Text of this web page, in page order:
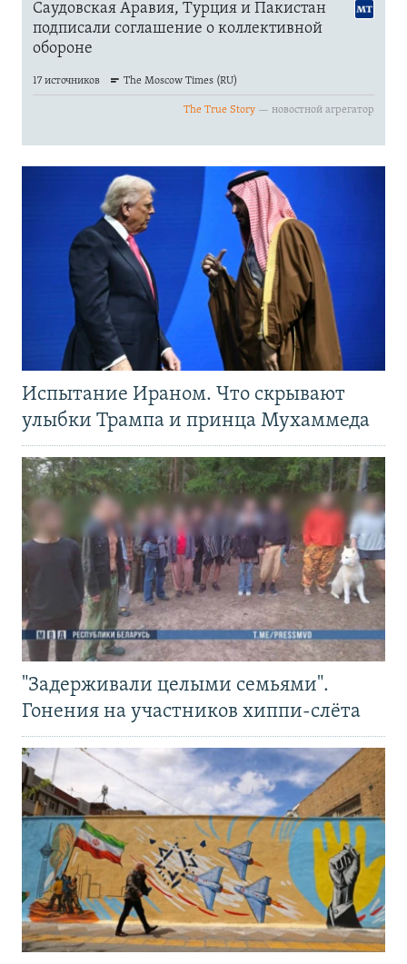
Испытание Ираном. Что скрывают
улыбки Трампа и принца Мухаммеда
"Задерживали целыми семьями".
Гонения на участников хиппи-слёта